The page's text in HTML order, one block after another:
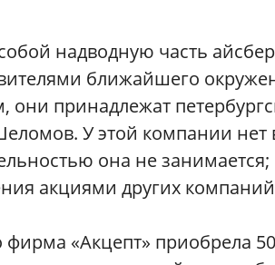
надводную часть
ближайшего
принадлежат
У этой компании нет
она не занимается;
акциями других
«Акцепт» приобрела